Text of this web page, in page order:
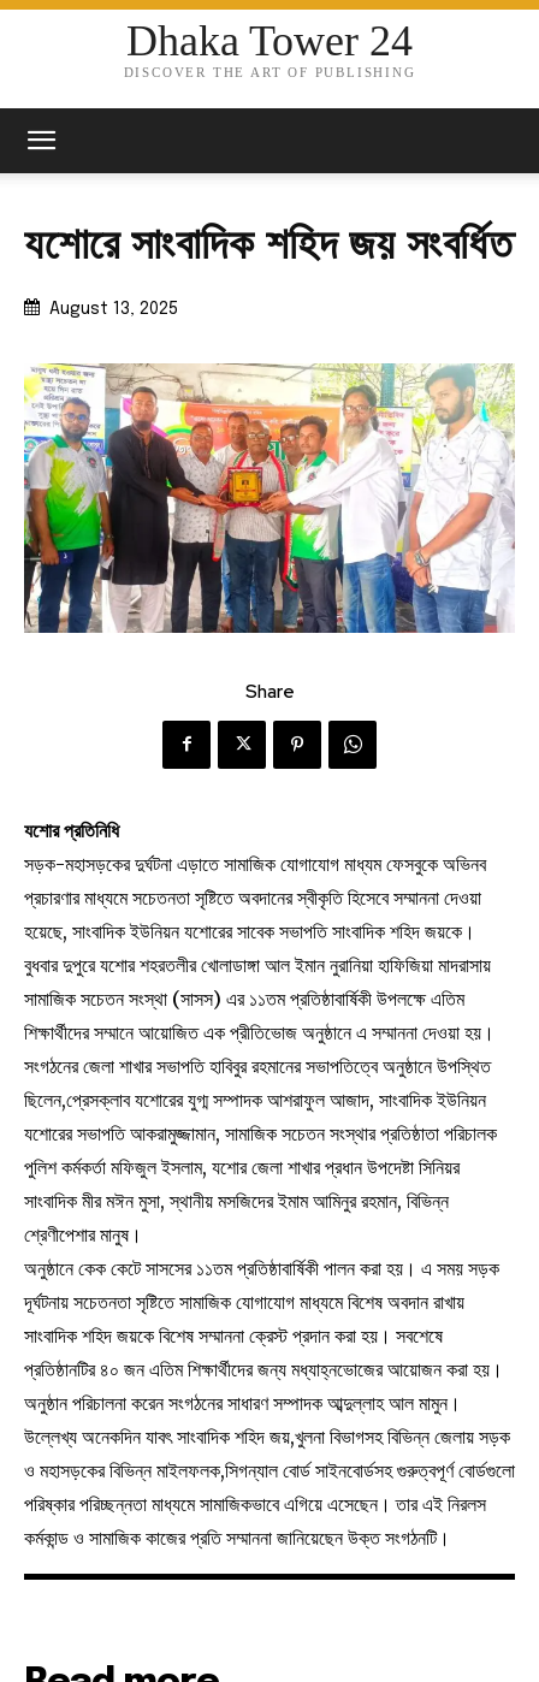
Dhaka Tower 24
DISCOVER THE ART OF PUBLISHING
যশোরে সাংবাদিক শহিদ জয় সংবর্ধিত
August 13, 2025
Share
যশোর প্রতিনিধি
সড়ক-মহাসড়কের দুর্ঘটনা এড়াতে সামাজিক যোগাযোগ মাধ্যম ফেসবুকে অভিনব
প্রচারণার মাধ্যমে সচেতনতা সৃষ্টিতে অবদানের স্বীকৃতি হিসেবে সম্মাননা দেওয়া
হয়েছে, সাংবাদিক ইউনিয়ন যশোরের সাবেক সভাপতি সাংবাদিক শহিদ জয়কে।
বুধবার দুপুরে যশোর শহরতলীর খোলাডাঙ্গা আল ইমান নুরানিয়া হাফিজিয়া মাদরাসায়
সামাজিক সচেতন সংস্থা (সাসস) এর ১১তম প্রতিষ্ঠাবার্ষিকী উপলক্ষে এতিম
শিক্ষার্থীদের সম্মানে আয়োজিত এক প্রীতিভোজ অনুষ্ঠানে এ সম্মাননা দেওয়া হয়।
সংগঠনের জেলা শাখার সভাপতি হাবিবুর রহমানের সভাপতিত্বে অনুষ্ঠানে উপস্থিত
ছিলেন,প্রেসক্লাব যশোরের যুগ্ম সম্পাদক আশরাফুল আজাদ, সাংবাদিক ইউনিয়ন
যশোরের সভাপতি আকরামুজ্জামান, সামাজিক সচেতন সংস্থার প্রতিষ্ঠাতা পরিচালক
পুলিশ কর্মকর্তা মফিজুল ইসলাম, যশোর জেলা শাখার প্রধান উপদেষ্টা সিনিয়র
সাংবাদিক মীর মঈন মুসা, স্থানীয় মসজিদের ইমাম আমিনুর রহমান, বিভিন্ন
শ্রেণীপেশার মানুষ।
অনুষ্ঠানে কেক কেটে সাসসের ১১তম প্রতিষ্ঠাবার্ষিকী পালন করা হয়। এ সময় সড়ক
দূর্ঘটনায় সচেতনতা সৃষ্টিতে সামাজিক যোগাযোগ মাধ্যমে বিশেষ অবদান রাখায়
সাংবাদিক শহিদ জয়কে বিশেষ সম্মাননা ক্রেস্ট প্রদান করা হয়। সবশেষে
প্রতিষ্ঠানটির ৪০ জন এতিম শিক্ষার্থীদের জন্য মধ্যাহ্নভোজের আয়োজন করা হয়।
অনুষ্ঠান পরিচালনা করেন সংগঠনের সাধারণ সম্পাদক আব্দুল্লাহ আল মামুন।
উল্লেখ্য অনেকদিন যাবৎ সাংবাদিক শহিদ জয়,খুলনা বিভাগসহ বিভিন্ন জেলায় সড়ক
ও মহাসড়কের বিভিন্ন মাইলফলক,সিগন্যাল বোর্ড সাইনবোর্ডসহ গুরুত্বপূর্ণ বোর্ডগুলো
পরিষ্কার পরিচ্ছন্নতা মাধ্যমে সামাজিকভাবে এগিয়ে এসেছেন। তার এই নিরলস
কর্মকান্ড ও সামাজিক কাজের প্রতি সম্মাননা জানিয়েছেন উক্ত সংগঠনটি।